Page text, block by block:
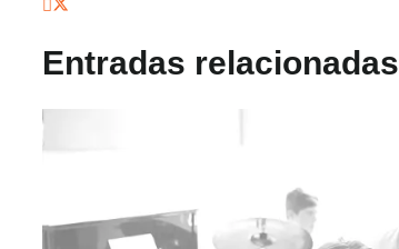
Entradas relacionadas